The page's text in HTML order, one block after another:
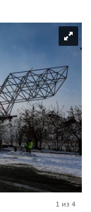
1 из 4